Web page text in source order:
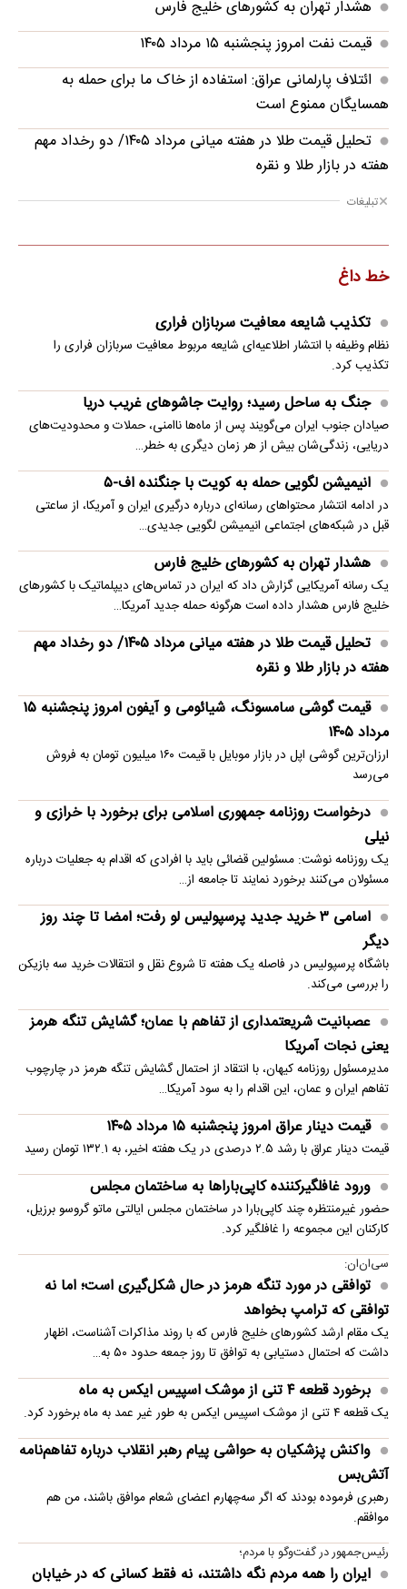
هشدار تهران به کشورهای خلیج فارس
قیمت نفت امروز پنجشنبه ۱۵ مرداد ۱۴۰۵
ائتلاف پارلمانی عراق: استفاده از خاک ما برای حمله به
همسایگان ممنوع است
تحلیل قیمت طلا در هفته میانی مرداد ۱۴۰۵/ دو رخداد مهم
هفته در بازار طلا و نقره
تبلیغات
خط داغ
تکذیب شایعه معافیت سربازان فراری
نظام وظیفه با انتشار اطلاعیه‌ای شایعه مربوط معافیت سربازان فراری را
تکذیب کرد.
جنگ به ساحل رسید؛ روایت جاشوهای غریب دریا
صیادان جنوب ایران می‌گویند پس از ماه‌ها ناامنی، حملات و محدودیت‌های
دریایی، زندگی‌شان بیش از هر زمان دیگری به خطر…
انیمیشن لگویی حمله به کویت با جنگنده اف-۵
در ادامه انتشار محتواهای رسانه‌ای درباره درگیری ایران و آمریکا، از ساعتی
قبل در شبکه‌های اجتماعی انیمیشن لگویی جدیدی…
هشدار تهران به کشورهای خلیج فارس
یک رسانه آمریکایی گزارش داد که ایران در تماس‌های دیپلماتیک با کشورهای
خلیج فارس هشدار داده است هرگونه حمله جدید آمریکا…
تحلیل قیمت طلا در هفته میانی مرداد ۱۴۰۵/ دو رخداد مهم
هفته در بازار طلا و نقره
قیمت گوشی سامسونگ، شیائومی و آیفون امروز پنجشنبه ۱۵
مرداد ۱۴۰۵
ارزان‌ترین گوشی اپل در بازار موبایل با قیمت ۱۶۰ میلیون تومان به فروش
می‌رسد
درخواست روزنامه جمهوری اسلامی برای برخورد با خرازی و
نیلی
یک روزنامه نوشت: مسئولین قضائی باید با افرادی که اقدام به جعلیات درباره
مسئولان می‌کنند برخورد نمایند تا جامعه از…
اسامی ۳ خرید جدید پرسپولیس لو رفت؛ امضا تا چند روز
دیگر
باشگاه پرسپولیس در فاصله یک هفته تا شروع نقل و انتقالات خرید سه بازیکن
را بررسی می‌کند.
عصبانیت شریعتمداری از تفاهم با عمان؛ گشایش تنگه هرمز
یعنی نجات آمریکا
مدیرمسئول روزنامه کیهان، با انتقاد از احتمال گشایش تنگه هرمز در چارچوب
تفاهم ایران و عمان، این اقدام را به سود آمریکا…
قیمت دینار عراق امروز پنجشنبه ۱۵ مرداد ۱۴۰۵
قیمت دینار عراق با رشد ۲.۵ درصدی در یک هفته اخیر، به ۱۳۲.۱ تومان رسید
ورود غافلگیرکننده کاپی‌باراها به ساختمان مجلس
حضور غیرمنتظره چند کاپی‌بارا در ساختمان مجلس ایالتی ماتو گروسو برزیل،
کارکنان این مجموعه را غافلگیر کرد.
سی‌ان‌ان:
توافقی در مورد تنگه هرمز در حال شکل‌گیری است؛ اما نه
توافقی که ترامپ بخواهد
یک مقام ارشد کشورهای خلیج فارس که با روند مذاکرات آشناست، اظهار
داشت که احتمال دستیابی به توافق تا روز جمعه حدود ۵۰ به…
برخورد قطعه ۴ تنی از موشک اسپیس ایکس به ماه
یک قطعه ۴ تنی از موشک اسپیس ایکس به طور غیر عمد به ماه برخورد کرد.
واکنش پزشکیان به حواشی پیام رهبر انقلاب درباره تفاهم‌نامه
آتش‌بس
رهبری فرموده بودند که اگر سه‌چهارم اعضای شعام موافق باشند، من هم
موافقم.
رئیس‌جمهور در گفت‌وگو با مردم؛
ایران را همه مردم نگه داشتند، نه فقط کسانی که در خیابان